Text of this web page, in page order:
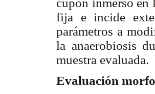
cupón inmerso en
fija e incide
parámetros a
la anaerobiosis
muestra evaluada.
Evaluación